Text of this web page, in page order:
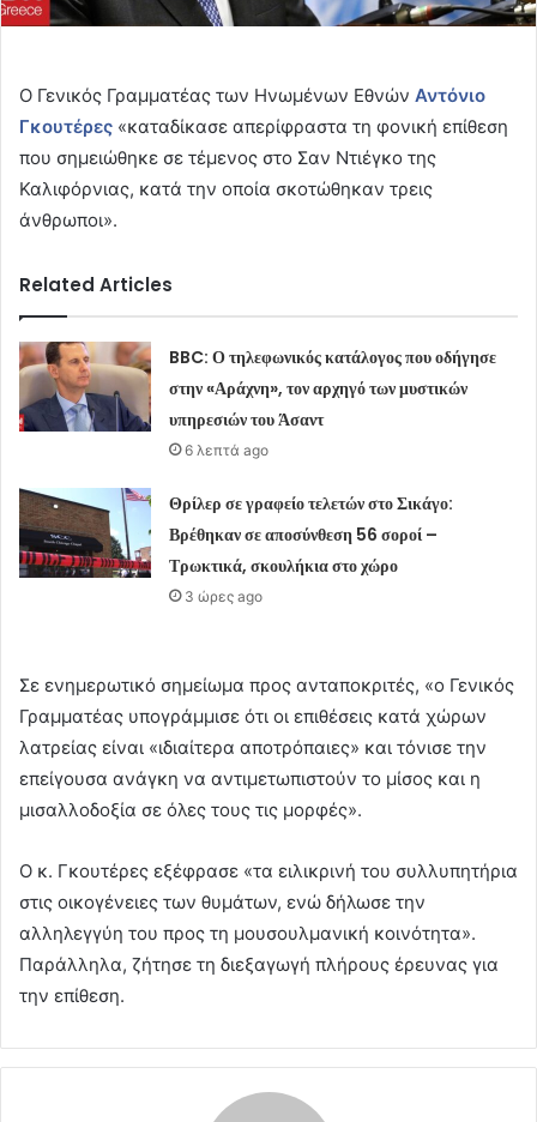
Ο Γενικός Γραμματέας των Ηνωμένων Εθνών Αντόνιο
Γκουτέρες «καταδίκασε απερίφραστα τη φονική επίθεση
που σημειώθηκε σε τέμενος στο Σαν Ντιέγκο της
Καλιφόρνιας, κατά την οποία σκοτώθηκαν τρεις
άνθρωποι».
Related Articles
BBC: Ο τηλεφωνικός κατάλογος που οδήγησε
στην «Αράχνη», τον αρχηγό των μυστικών
υπηρεσιών του Άσαντ
6 λεπτά ago
Θρίλερ σε γραφείο τελετών στο Σικάγο:
Βρέθηκαν σε αποσύνθεση 56 σοροί –
Τρωκτικά, σκουλήκια στο χώρο
3 ώρες ago
Σε ενημερωτικό σημείωμα προς ανταποκριτές, «ο Γενικός
Γραμματέας υπογράμμισε ότι οι επιθέσεις κατά χώρων
λατρείας είναι «ιδιαίτερα αποτρόπαιες» και τόνισε την
επείγουσα ανάγκη να αντιμετωπιστούν το μίσος και η
μισαλλοδοξία σε όλες τους τις μορφές».
Ο κ. Γκουτέρες εξέφρασε «τα ειλικρινή του συλλυπητήρια
στις οικογένειες των θυμάτων, ενώ δήλωσε την
αλληλεγγύη του προς τη μουσουλμανική κοινότητα».
Παράλληλα, ζήτησε τη διεξαγωγή πλήρους έρευνας για
την επίθεση.